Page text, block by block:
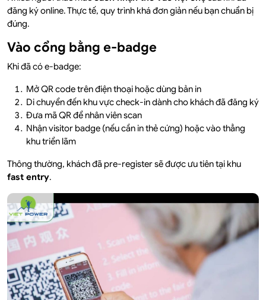
đăng ký online. Thực tế, quy trình khá đơn giản nếu bạn chuẩn bị
đúng.
Vào cổng bằng e-badge
Khi đã có e-badge:
Mở QR code trên điện thoại hoặc dùng bản in
Di chuyển đến khu vực check-in dành cho khách đã đăng ký
Đưa mã QR để nhân viên scan
Nhận visitor badge (nếu cần in thẻ cứng) hoặc vào thẳng
khu triển lãm
Thông thường, khách đã pre-register sẽ được ưu tiên tại khu
fast entry.